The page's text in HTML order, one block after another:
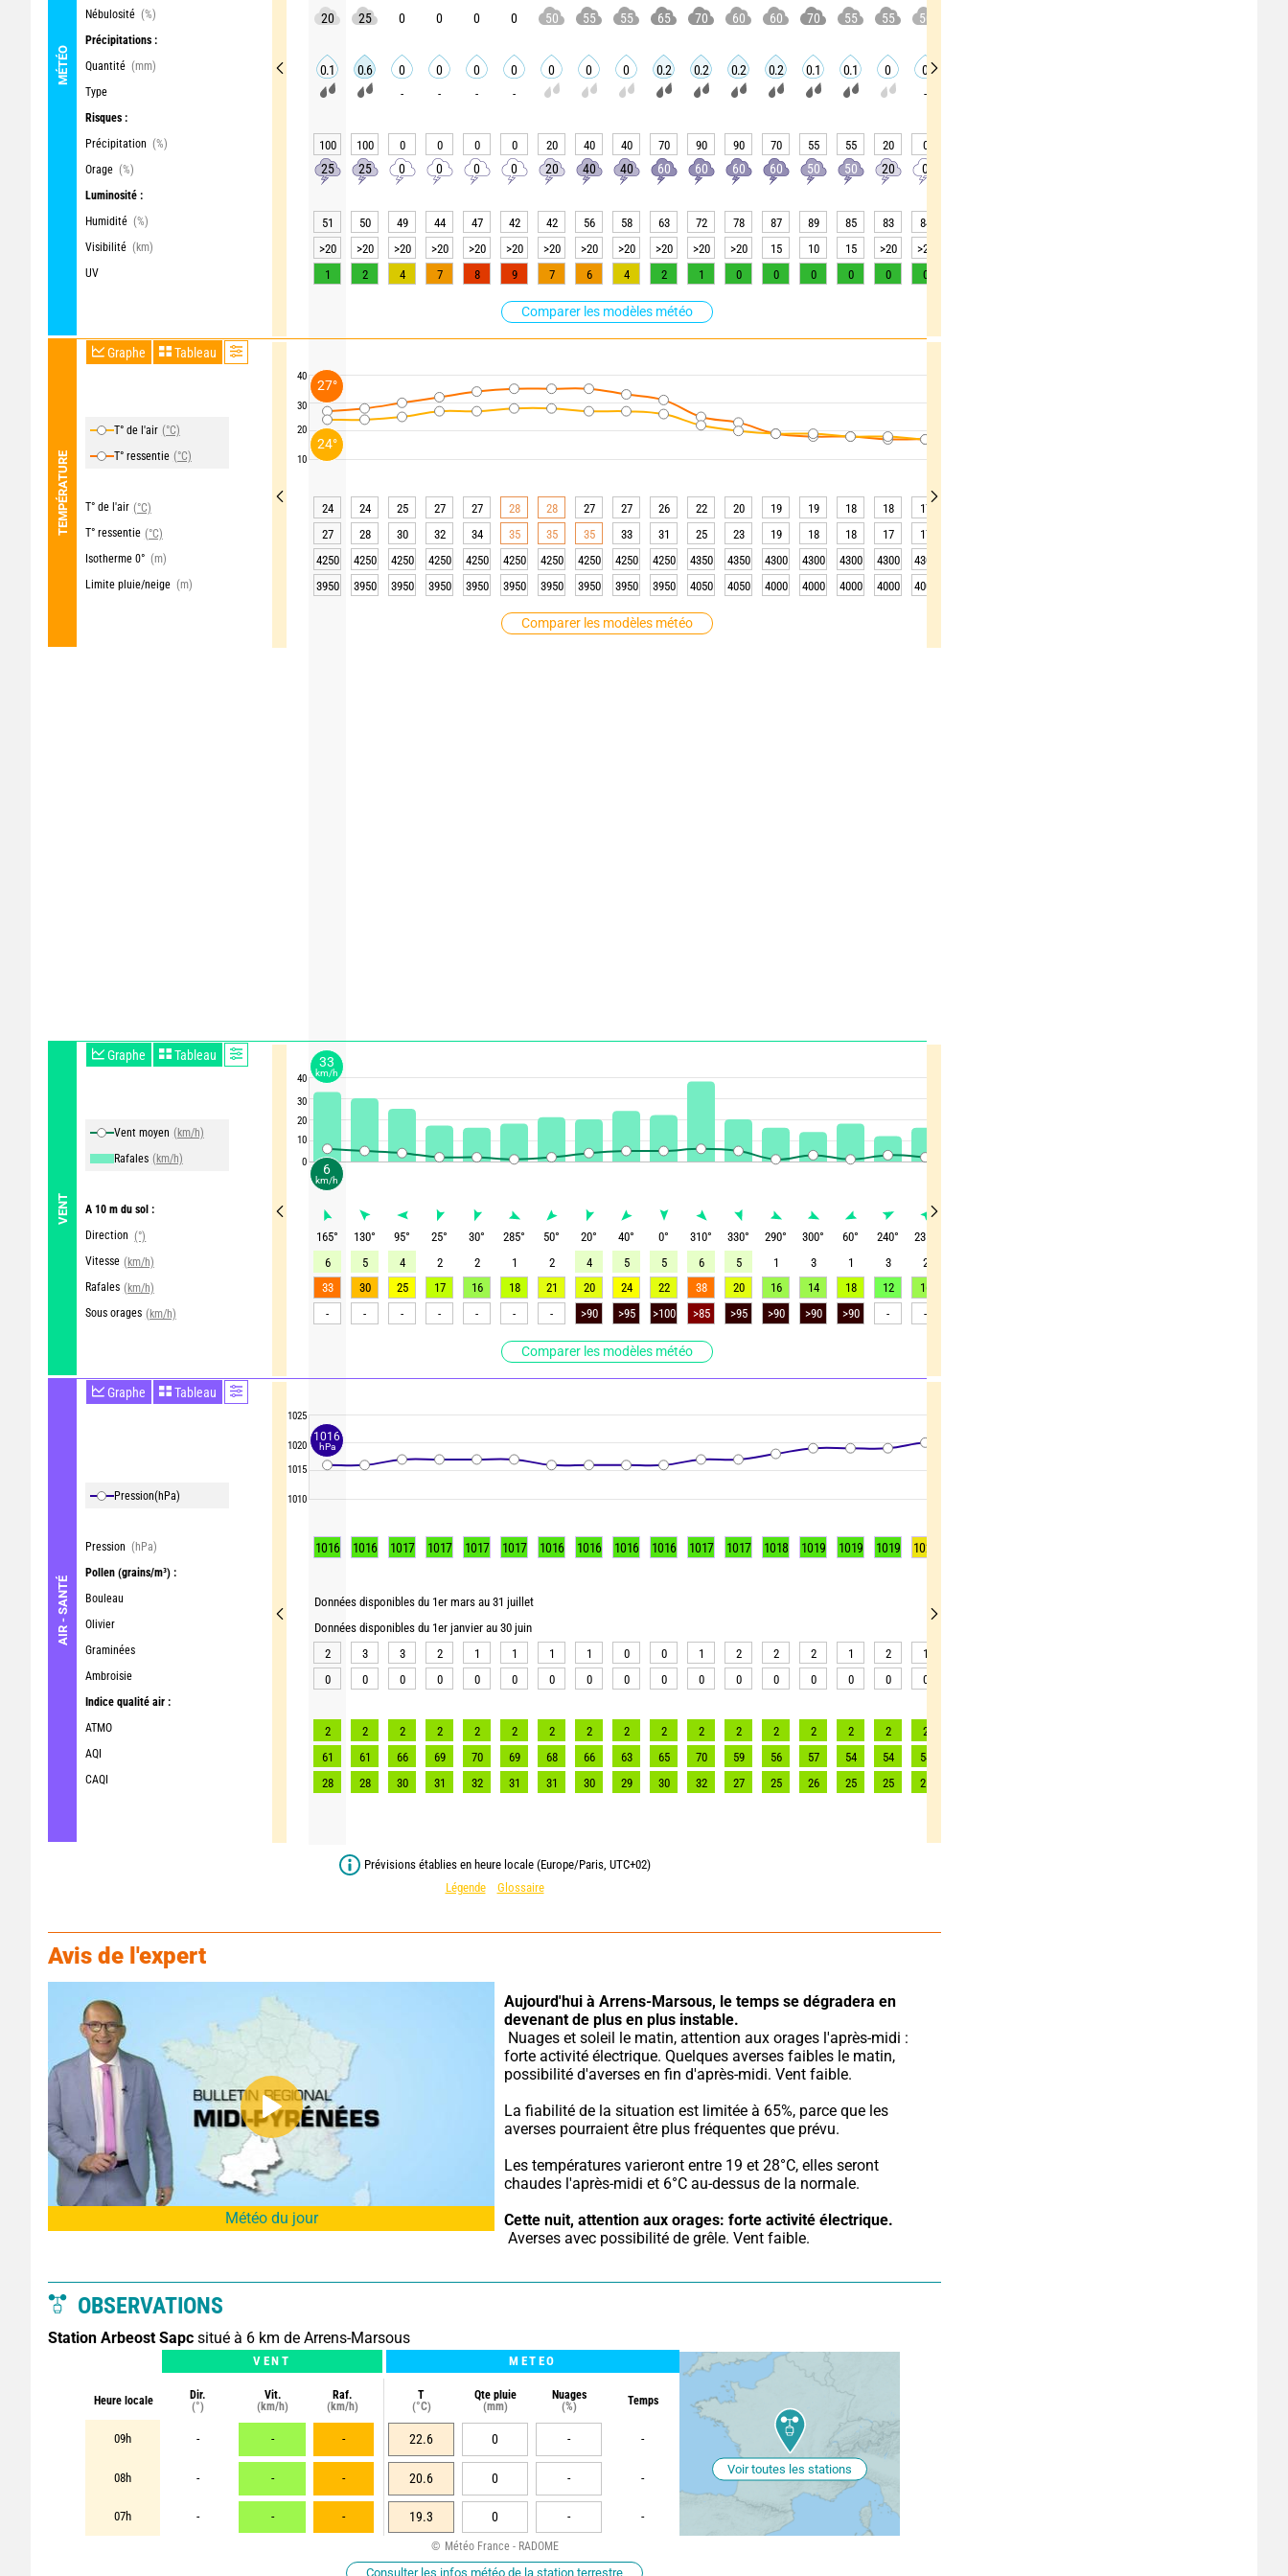
MÉTÉO
Nébulosité (%)
Précipitations :
Quantité (mm)
Type
Risques :
Précipitation (%)
Orage (%)
Luminosité :
Humidité (%)
Visibilité (km)
UV
Comparer les modèles météo
TEMPÉRATURE
Graphe Tableau
T° de l'air (°C)
T° ressentie (°C)
T° de l'air (°C)
T° ressentie (°C)
Isotherme 0° (m)
Limite pluie/neige (m)
Comparer les modèles météo
VENT
Graphe Tableau
Vent moyen (km/h)
Rafales (km/h)
A 10 m du sol :
Direction (°)
Vitesse (km/h)
Rafales (km/h)
Sous orages (km/h)
Comparer les modèles météo
AIR - SANTÉ
Graphe Tableau
Pression(hPa)
Pression (hPa)
Pollen (grains/m³) :
Bouleau
Olivier
Graminées
Ambroisie
Indice qualité air :
ATMO
AQI
CAQI
40
30
20
10
40
30
20
10
0
1025
1020
1015
1010
20 25 0 0 0 0 50 55 55 65 70 60 60 70 55 55 50
0.1 0.6 0 0 0 0 0 0 0 0.2 0.2 0.2 0.2 0.1 0.1 0 0
- - - - -
100 100 0 0 0 0 20 40 40 70 90 90 70 55 55 20 0
25 25 0 0 0 0 20 40 40 60 60 60 60 50 50 20 0
51 50 49 44 47 42 42 56 58 63 72 78 87 89 85 83 84
>20
>20 >20 >20 >20 >20 >20 >20 >20 >20 >20 >20 15 10 15 >20 >20
1
2 4 7 8 9 7 6 4 2 1 0 0 0 0 0 0
24 24 25 27 27 28 28 27 27 26 22 20 19 19 18 18 17
27
28 30 32 34 35 35 35 33 31 25 23 19 18 18 17 17
4250
4250 4250 4250 4250 4250 4250 4250 4250 4250 4350 4350 4300 4300 4300 4300 4300
3950
3950 3950 3950 3950 3950 3950 3950 3950 3950 4050 4050 4000 4000 4000 4000 4000
165° 130° 95° 25° 30° 285° 50° 20° 40° 0° 310° 330° 290° 300° 60° 240° 235
6
5 4 2 2 1 2 4 5 5 6 5 1 3 1 3 2
33
30 25 17 16 18 21 20 24 22 38 20 16 14 18 12 16
-
- - - - - - >90 >95 >100 >85 >95 >90 >90 >90 - -
1016 1016 1017 1017 1017 1017 1016 1016 1016 1016 1017 1017 1018 1019 1019 1019 1020
Données disponibles du 1er mars au 31 juillet
Données disponibles du 1er janvier au 30 juin
2
3 3 2 1 1 1 1 0 0 1 2 2 2 1 2 1
0
0 0 0 0 0 0 0 0 0 0 0 0 0 0 0 0
2 2 2 2 2 2 2 2 2 2 2 2 2 2 2 2 2
61
61 66 69 70 69 68 66 63 65 70 59 56 57 54 54 54
28
28 30 31 32 31 31 30 29 30 32 27 25 26 25 25 25
Prévisions établies en heure locale (Europe/Paris, UTC+02)
Légende
Glossaire
Avis de l'expert
Météo du jour
Aujourd'hui à Arrens-Marsous, le temps se dégradera en
devenant de plus en plus instable.
forte activité électrique. Quelques averses faibles le matin,
possibilité d'averses en fin d'après-midi. Vent faible.
La fiabilité de la situation est limitée à 65%, parce que les
averses pourraient être plus fréquentes que prévu.
Les températures varieront entre 19 et 28°C, elles seront
chaudes l'après-midi et 6°C au-dessus de la normale.
Cette nuit, attention aux orages: forte activité électrique.
Averses avec possibilité de grêle. Vent faible.
OBSERVATIONS
Station Arbeost Sapc situé à 6 km de Arrens-Marsous
VENT METEO
Heure locale
Dir.
(°)
Vit.
(km/h)
Raf.
(km/h)
T
(°C)
Qte pluie
(mm)
Nuages
(%)
Temps
09h - - - 22.6 0 - -
08h - - - 20.6 0 - -
07h - - - 19.3 0 - -
Voir toutes les stations
Météo France - RADOME
Consulter les infos météo de la station terrestre
6
km/h
33
km/h
24°
27°
1016
hPa